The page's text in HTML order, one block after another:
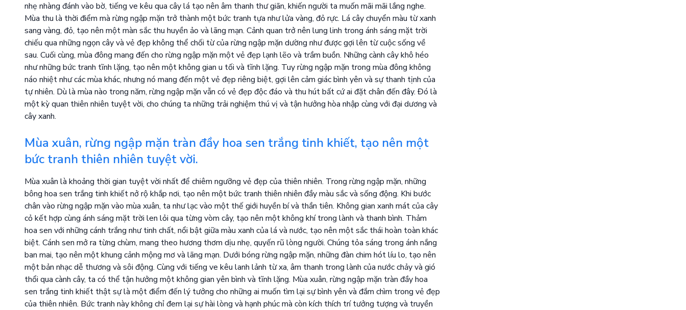
nhẹ nhàng đánh vào bờ, tiếng ve kêu qua cây lá tạo nên âm thanh thư giãn, khiến người ta muốn mãi mãi lắng nghe.
Mùa thu là thời điểm mà rừng ngập mặn trở thành một bức tranh tựa như lửa vàng, đỏ rực. Lá cây chuyển màu từ xanh
sang vàng, đỏ, tạo nên một màn sắc thu huyền ảo và lãng mạn. Cảnh quan trở nên lung linh trong ánh sáng mặt trời
chiếu qua những ngọn cây và vẻ đẹp không thể chối từ của rừng ngập mặn dường như được gợi lên từ cuộc sống về
sau. Cuối cùng, mùa đông mang đến cho rừng ngập mặn một vẻ đẹp lạnh lẽo và trầm buồn. Những cành cây khô héo
như những bức tranh tĩnh lặng, tạo nên một không gian u tối và tĩnh lặng. Tuy rừng ngập mặn trong mùa đông không
náo nhiệt như các mùa khác, nhưng nó mang đến một vẻ đẹp riêng biệt, gợi lên cảm giác bình yên và sự thanh tịnh của
tự nhiên. Dù là mùa nào trong năm, rừng ngập mặn vẫn có vẻ đẹp độc đáo và thu hút bất cứ ai đặt chân đến đây. Đó là
một kỳ quan thiên nhiên tuyệt vời, cho chúng ta những trải nghiệm thú vị và tận hưởng hòa nhập cùng với đại dương và
cây xanh.
Mùa xuân, rừng ngập mặn tràn đầy hoa sen trắng tinh khiết, tạo nên một
bức tranh thiên nhiên tuyệt vời.
Mùa xuân là khoảng thời gian tuyệt vời nhất để chiêm ngưỡng vẻ đẹp của thiên nhiên. Trong rừng ngập mặn, những
bông hoa sen trắng tinh khiết nở rộ khắp nơi, tạo nên một bức tranh thiên nhiên đầy màu sắc và sống động. Khi bước
chân vào rừng ngập mặn vào mùa xuân, ta như lạc vào một thế giới huyền bí và thần tiên. Không gian xanh mát của cây
cỏ kết hợp cùng ánh sáng mặt trời len lỏi qua từng vòm cây, tạo nên một không khí trong lành và thanh bình. Thảm
hoa sen với những cánh trắng như tinh chất, nổi bật giữa màu xanh của lá và nước, tạo nên một sắc thái hoàn toàn khác
biệt. Cánh sen mở ra từng chùm, mang theo hương thơm dịu nhẹ, quyến rũ lòng người. Chúng tỏa sáng trong ánh nắng
ban mai, tạo nên một khung cảnh mộng mơ và lãng mạn. Dưới bóng rừng ngập mặn, những đàn chim hót líu lo, tạo nên
một bản nhạc dễ thương và sôi động. Cùng với tiếng ve kêu lanh lảnh từ xa, âm thanh trong lành của nước chảy và gió
thổi qua cành cây, ta có thể tận hưởng một không gian yên bình và tĩnh lặng. Mùa xuân, rừng ngập mặn tràn đầy hoa
sen trắng tinh khiết thật sự là một điểm đến lý tưởng cho những ai muốn tìm lại sự bình yên và đắm chìm trong vẻ đẹp
của thiên nhiên. Bức tranh này không chỉ đem lại sự hài lòng và hạnh phúc mà còn kích thích trí tưởng tượng và truyền